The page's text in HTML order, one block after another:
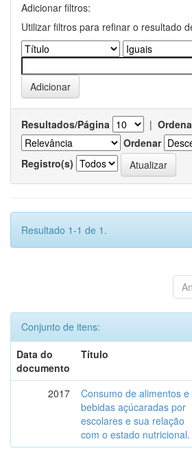
Adicionar filtros:
Utilizar filtros para refinar o resultado
Resultados/Página |
Ordenar
Registro(s)
Resultado 1-1 de 1.
Conjunto de itens:
Data do
documento
Título
2017
Consumo de alimentos e
bebidas açúcaradas por
escolares e sua relação
com o estado nutricional.